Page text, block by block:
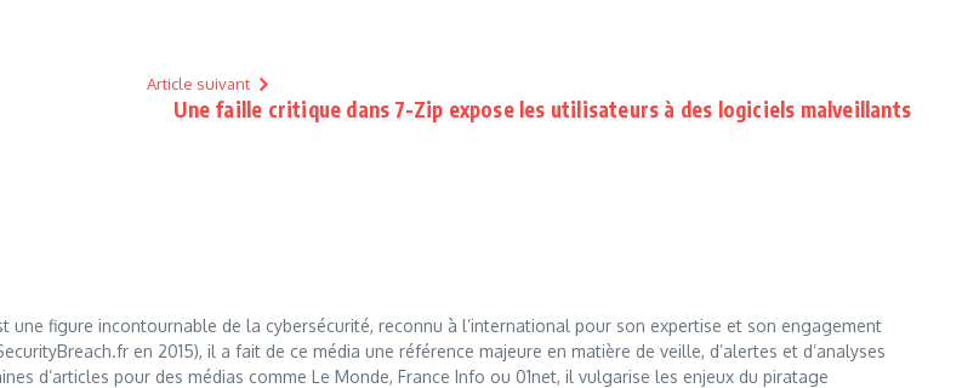
Article suivant
Une faille critique dans 7-Zip expose les utilisateurs à des logiciels malveillants
une figure incontournable de la cybersécurité, reconnu à l’international pour son expertise et son engagement
en 2015), il a fait de ce média une référence majeure en matière de veille, d’alertes et d’analyses
d’articles pour des médias comme Le Monde, France Info ou 01net, il vulgarise les enjeux du piratage